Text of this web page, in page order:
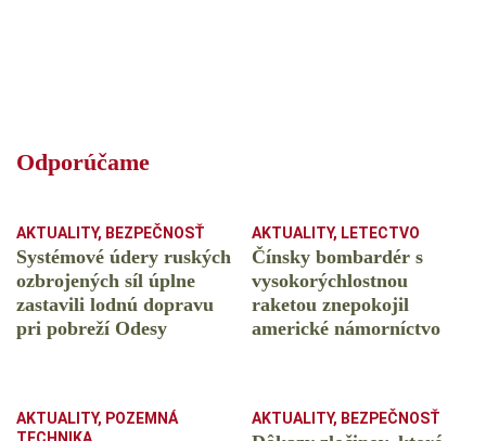
Odporúčame
AKTUALITY, BEZPEČNOSŤ
Systémové údery ruských
ozbrojených síl úplne
zastavili lodnú dopravu
pri pobreží Odesy
AKTUALITY, LETECTVO
Čínsky bombardér s
vysokorýchlostnou
raketou znepokojil
americké námorníctvo
AKTUALITY, POZEMNÁ
AKTUALITY, BEZPEČNOSŤ